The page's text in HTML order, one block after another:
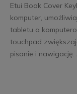
Etui Book Cover
komputer,
tabletu a
touchpad
pisanie i